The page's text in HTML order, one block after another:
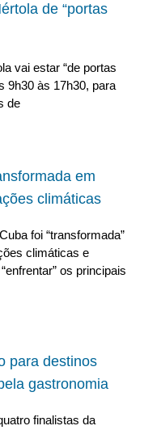
de “portas
vai estar “de portas
9h30 às 17h30, para
de
em
climáticas
foi “transformada”
climáticas e
os principais
para destinos
gastronomia
finalistas da